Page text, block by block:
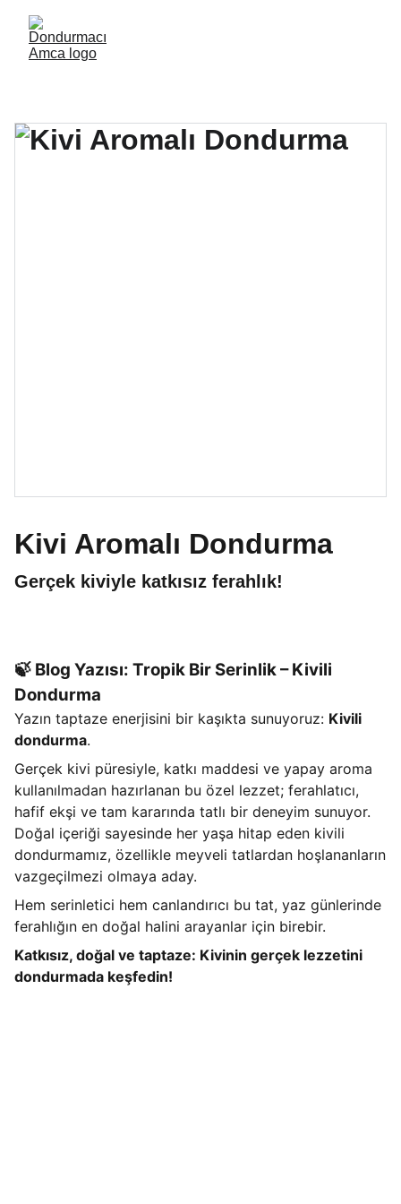
Kivi Aromalı Dondurma
Gerçek kiviyle katkısız ferahlık!
🍃 Blog Yazısı: Tropik Bir Serinlik – Kivili
Dondurma
Yazın taptaze enerjisini bir kaşıkta sunuyoruz: Kivili
dondurma.
Gerçek kivi püresiyle, katkı maddesi ve yapay aroma
kullanılmadan hazırlanan bu özel lezzet; ferahlatıcı,
hafif ekşi ve tam kararında tatlı bir deneyim sunuyor.
Doğal içeriği sayesinde her yaşa hitap eden kivili
dondurmamız, özellikle meyveli tatlardan hoşlananların
vazgeçilmezi olmaya aday.
Hem serinletici hem canlandırıcı bu tat, yaz günlerinde
ferahlığın en doğal halini arayanlar için birebir.
Katkısız, doğal ve taptaze: Kivinin gerçek lezzetini
dondurmada keşfedin!